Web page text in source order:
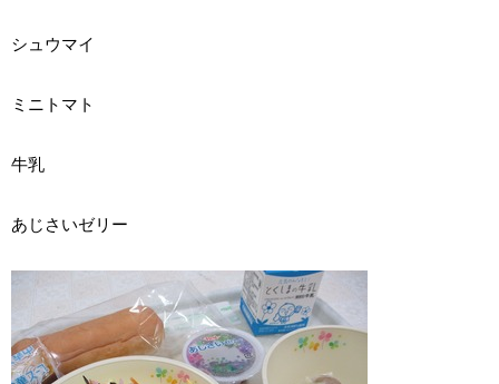
シュウマイ
ミニトマト
牛乳
あじさいゼリー